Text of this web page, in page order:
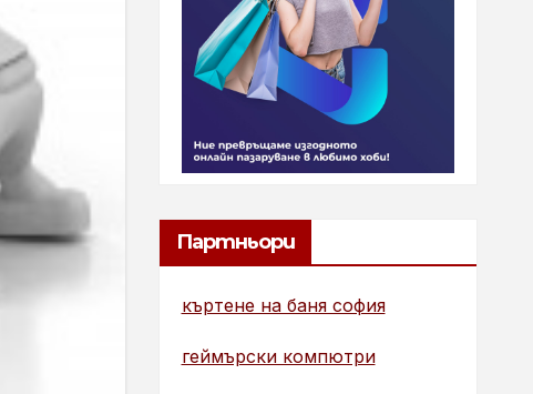
Партньори
къртене на баня софия
геймърски компютри